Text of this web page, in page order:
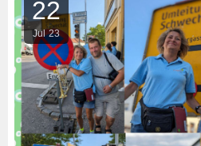
22
Jul 23